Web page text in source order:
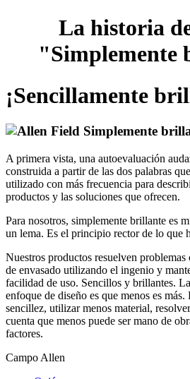
La historia
"Simplemente
¡Sencillamente
A primera vista, una autoevaluación
construida a partir de las dos palabras
utilizado con más frecuencia para
productos y las soluciones que ofrecen.
Para nosotros, simplemente brillante es
un lema. Es el principio rector de lo que
Nuestros productos resuelven
de envasado utilizando el ingenio y
facilidad de uso. Sencillos y brillantes.
enfoque de diseño es que menos es más.
sencillez, utilizar menos material,
cuenta que menos puede ser mano de
factores.
Campo Allen